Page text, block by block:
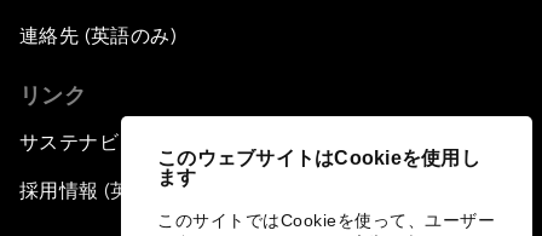
このウェブサイトはCookieを使用し
ます
このサイトではCookieを使って、ユーザー
連絡先 (英語のみ)
リンク
サステナビリティへの取り組み
採用情報 (英語のみ)